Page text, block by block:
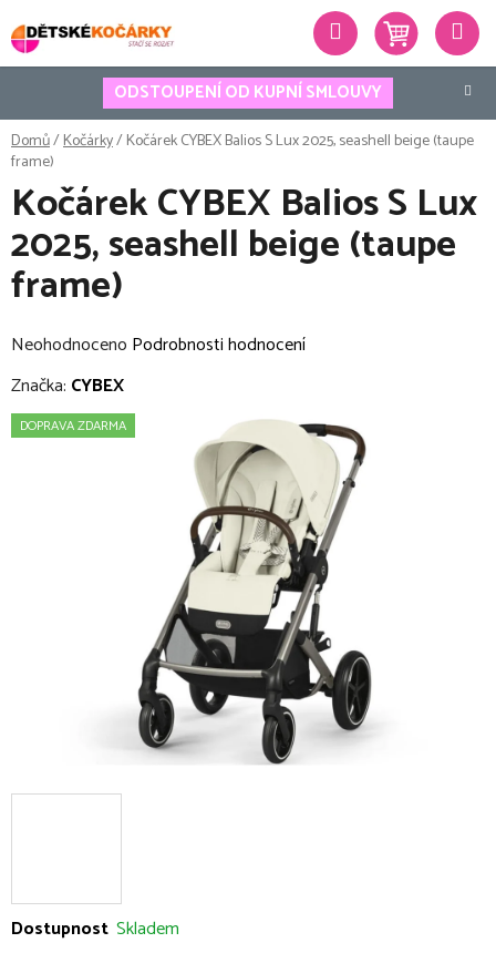
na
obsah
ODSTOUPENÍ OD KUPNÍ SMLOUVY
Hledat
Domů/Kočárky/Kočárek CYBEX Balios S Lux 2025, seashell beige (taupe
frame)
Dostupnost Skladem
Kočárek CYBEX Balios S Lux
2025, seashell beige (taupe
frame)
Průměrné
hodnocení
je
Neohodnoceno Podrobnosti hodnocení
Značka: CYBEX
DOPRAVA ZDARMA